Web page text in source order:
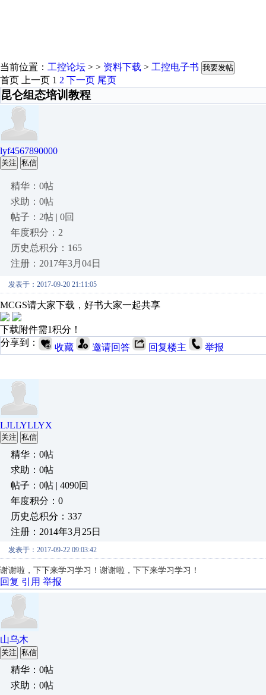
当前位置： 工控论坛 > > 资料下载 > 工控电子书 我要发帖
首页 上一页 1 2 下一页 尾页
昆仑组态培训教程
lyf4567890000
关注 私信
精华：0帖
求助：0帖
帖子：2帖 | 0回
年度积分：2
历史总积分：165
注册：2017年3月04日
发表于：2017-09-20 21:11:05
MCGS请大家下载，好书大家一起共享
下载附件需1积分！
分享到：
收藏 邀请回答 回复楼主 举报
LJLLYLLYX
关注 私信
精华：0帖
求助：0帖
帖子：0帖 | 4090回
年度积分：0
历史总积分：337
注册：2014年3月25日
发表于：2017-09-22 09:03:42
谢谢啦，下下来学习学习！ 谢谢啦，下下来学习学习！
回复 引用 举报
山乌木
关注 私信
精华：0帖
求助：0帖